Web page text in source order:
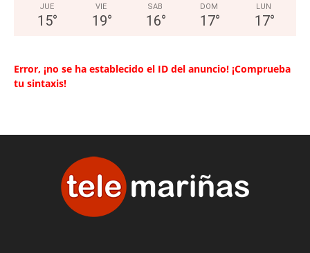
JUE
15°
VIE
19°
SAB
16°
DOM
17°
LUN
17°
Error, ¡no se ha establecido el ID del anuncio! ¡Comprueba
tu sintaxis!